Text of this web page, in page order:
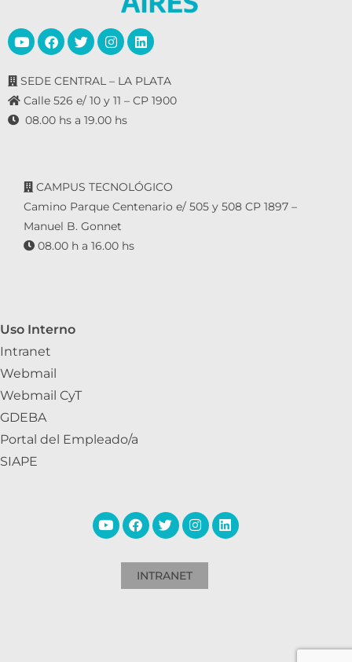
SEDE CENTRAL – LA PLATA
Calle 526 e/ 10 y 11 – CP 1900
08.00 hs a 19.00 hs
CAMPUS TECNOLÓGICO
Camino Parque Centenario e/ 505 y 508 CP 1897 –
Manuel B. Gonnet
08.00 h a 16.00 hs
Uso Interno
Intranet
Webmail
Webmail CyT
GDEBA
Portal del Empleado/a
SIAPE
INTRANET